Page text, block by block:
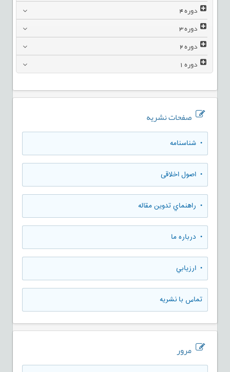
دوره4
دوره3
دوره2
دوره1
صفحات نشریه
• شناسنامه
• اصول اخلاقی
• راهنماي تدوين مقاله
• درباره ما
• ارزيابي
تماس با نشریه
مرور